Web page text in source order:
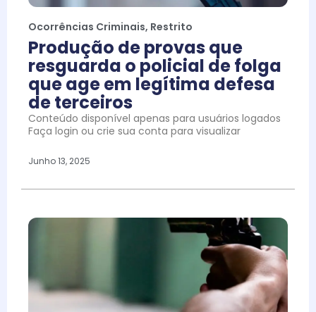
Ocorrências Criminais, Restrito
Produção de provas que
resguarda o policial de folga
que age em legítima defesa
de terceiros
Conteúdo disponível apenas para usuários logados
Faça login ou crie sua conta para visualizar
Junho 13, 2025